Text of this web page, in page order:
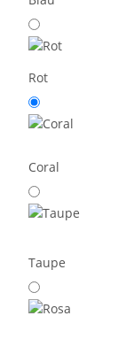
Rot
Coral
Taupe